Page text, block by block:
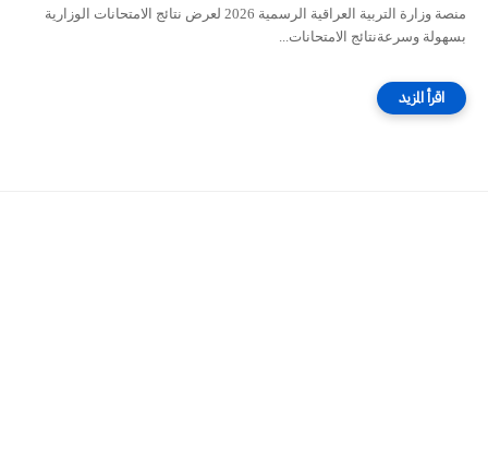
منصة وزارة التربية العراقية الرسمية 2026 لعرض نتائج الامتحانات الوزارية
بسهولة وسرعةنتائج الامتحانات...